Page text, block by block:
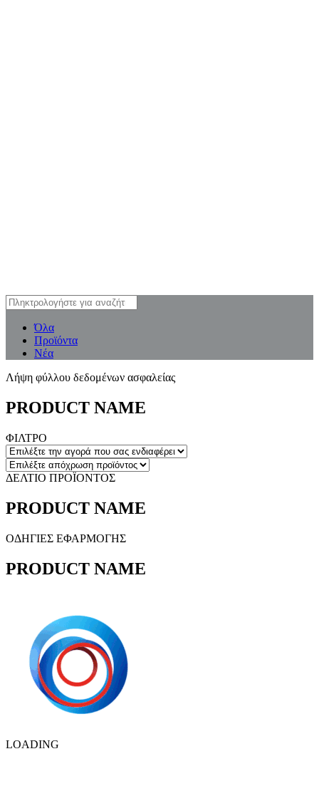
Όλα
Προϊόντα
Νέα
Λήψη φύλλου δεδομένων ασφαλείας
PRODUCT NAME
ΦΙΛΤΡΟ
ΔΕΛΤΙΟ ΠΡΟΪΟΝΤΟΣ
PRODUCT NAME
ΟΔΗΓΙΕΣ ΕΦΑΡΜΟΓΗΣ
PRODUCT NAME
LOADING